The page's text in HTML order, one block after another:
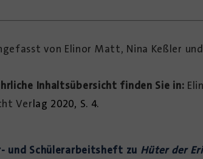
von Elinor Matt, Nina Keßler
Inhaltsübersicht finden Sie in:
Verlag 2020, S. 4.
und Schülerarbeitsheft zu Hüter der